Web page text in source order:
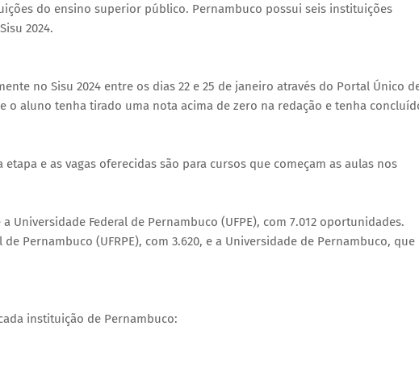
do ensino superior público. Pernambuco possui seis instituições
2024.
no Sisu 2024 entre os dias 22 e 25 de janeiro através do Portal Único
o aluno tenha tirado uma nota acima de zero na redação e tenha
e as vagas oferecidas são para cursos que começam as aulas nos
Universidade Federal de Pernambuco (UFPE), com 7.012 oportunidades.
Pernambuco (UFRPE), com 3.620, e a Universidade de Pernambuco, que
instituição de Pernambuco: